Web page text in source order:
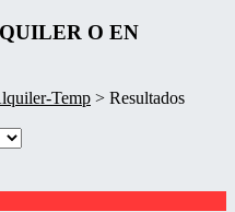
O EN
Temp > Resultados